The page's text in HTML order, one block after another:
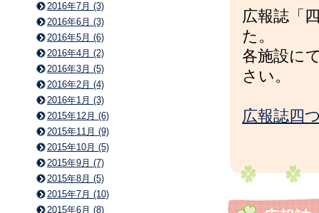
広報誌「
た。
各施設に
さい。
広報誌四
2016年7月 (3)
2016年6月 (3)
2016年5月 (6)
2016年4月 (2)
2016年3月 (5)
2016年2月 (4)
2016年1月 (3)
2015年12月 (6)
2015年11月 (9)
2015年10月 (5)
2015年9月 (7)
2015年8月 (5)
2015年7月 (10)
2015年6月 (8)